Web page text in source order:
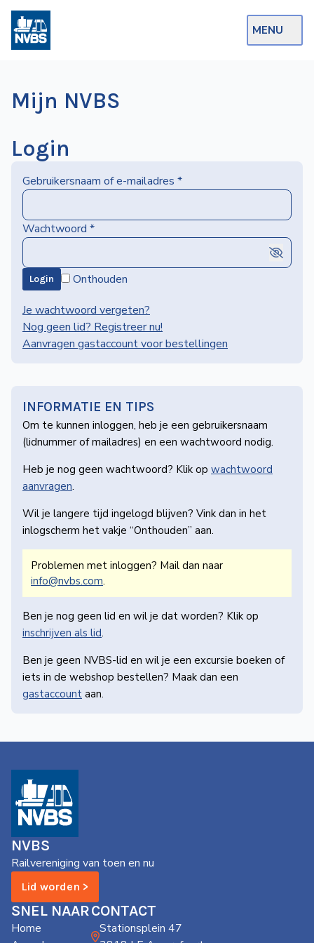
MENU
Op de Rails
NVBS Actueel
Excursies
Actueel
Ons
aanbod
Over
NVBS
Wegwijzer
NVBS
Mijn NVBS
Login
Gebruikersnaam of e-mailadres *
Wachtwoord *
Login
Onthouden
Je wachtwoord vergeten?
Nog geen lid? Registreer nu!
Aanvragen gastaccount voor bestellingen
INFORMATIE EN TIPS
Om te kunnen inloggen, heb je een gebruikers­naam
(lidnummer of mailadres) en een wachtwoord nodig.
Heb je nog geen wachtwoord? Klik op wachtwoord
aanvragen.
Wil je langere tijd ingelogd blijven? Vink dan in het
inlogscherm het vakje “Onthouden” aan.
Problemen met inloggen? Mail dan naar
info@nvbs.com.
Ben je nog geen lid en wil je dat worden? Klik op
inschrijven als lid.
Ben je geen NVBS-lid en wil je een excursie boeken of
iets in de webshop bestellen? Maak dan een
gastaccount aan.
NVBS
Railvereniging van toen en nu
Lid worden >
SNEL NAAR
Home
CONTACT
Stationsplein 47